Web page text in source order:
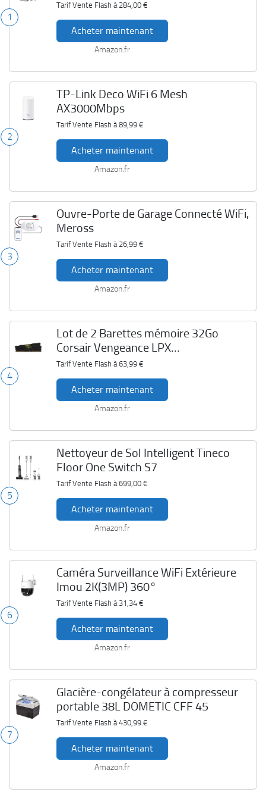
1
Tarif Vente Flash à 284,00 €
Acheter maintenant
Amazon.fr
2
TP-Link Deco WiFi 6 Mesh
AX3000Mbps
Tarif Vente Flash à89,99 €
Acheter maintenant
Amazon.fr
3
Ouvre-Porte de Garage Connecté WiFi,
Meross
Tarif Vente Flash à 26,99 €
Acheter maintenant
Amazon.fr
4
Lot de 2 Barettes mémoire 32Go
Corsair Vengeance LPX
CMK32GX4M2E3200C16
Tarif Vente Flash à63,99 €
Acheter maintenant
Amazon.fr
5
Nettoyeur de Sol Intelligent Tineco
Floor One Switch S7
Tarif Vente Flash à699,00 €
Acheter maintenant
Amazon.fr
6
Caméra Surveillance WiFi Extérieure
Imou 2K(3MP) 360°
Tarif Vente Flash à 31,34 €
Acheter maintenant
Amazon.fr
7
Glacière-congélateur à compresseur
portable 38L DOMETIC CFF 45
Tarif Vente Flash à430,99 €
Acheter maintenant
Amazon.fr